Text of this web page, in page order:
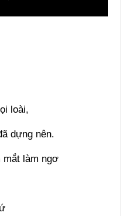
loài,
dựng nên.
mắt làm ngơ